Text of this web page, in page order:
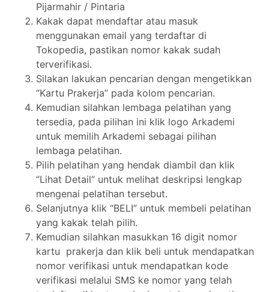
Pijarmahir / Pintaria
Kakak dapat mendaftar atau masuk
menggunakan email yang terdaftar di
Tokopedia, pastikan nomor kakak sudah
terverifikasi.
Silakan lakukan pencarian dengan mengetikkan
“Kartu Prakerja” pada kolom pencarian.
Kemudian silahkan lembaga pelatihan yang
tersedia, pada pilihan ini klik logo Arkademi
untuk memilih Arkademi sebagai pilihan
lembaga pelatihan.
Pilih pelatihan yang hendak diambil dan klik
“Lihat Detail” untuk melihat deskripsi lengkap
mengenai pelatihan tersebut.
Selanjutnya klik “BELI” untuk membeli pelatihan
yang kakak telah pilih.
Kemudian silahkan masukkan 16 digit nomor
kartu prakerja dan klik beli untuk mendapatkan
nomor verifikasi untuk mendapatkan kode
verifikasi melalui SMS ke nomor yang telah